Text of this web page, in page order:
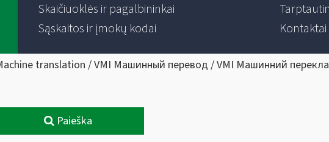
Skaičiuoklės ir pagalbininkai
Sąskaitos ir įmokų kodai
translation / VMI Машинный перевод / VMI Машинний
Paieška